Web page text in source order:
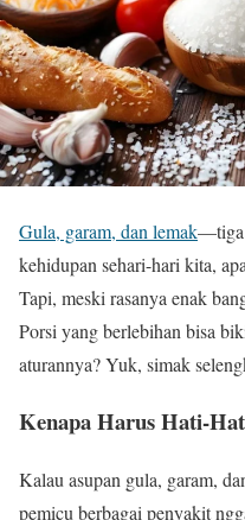
Gula, garam, dan lemak—tiga
kehidupan sehari-hari kita,
Tapi, meski rasanya enak
Porsi yang berlebihan bisa
aturannya? Yuk, simak
Kenapa Harus Hati-
Kalau asupan gula, garam,
pemicu berbagai penyakit